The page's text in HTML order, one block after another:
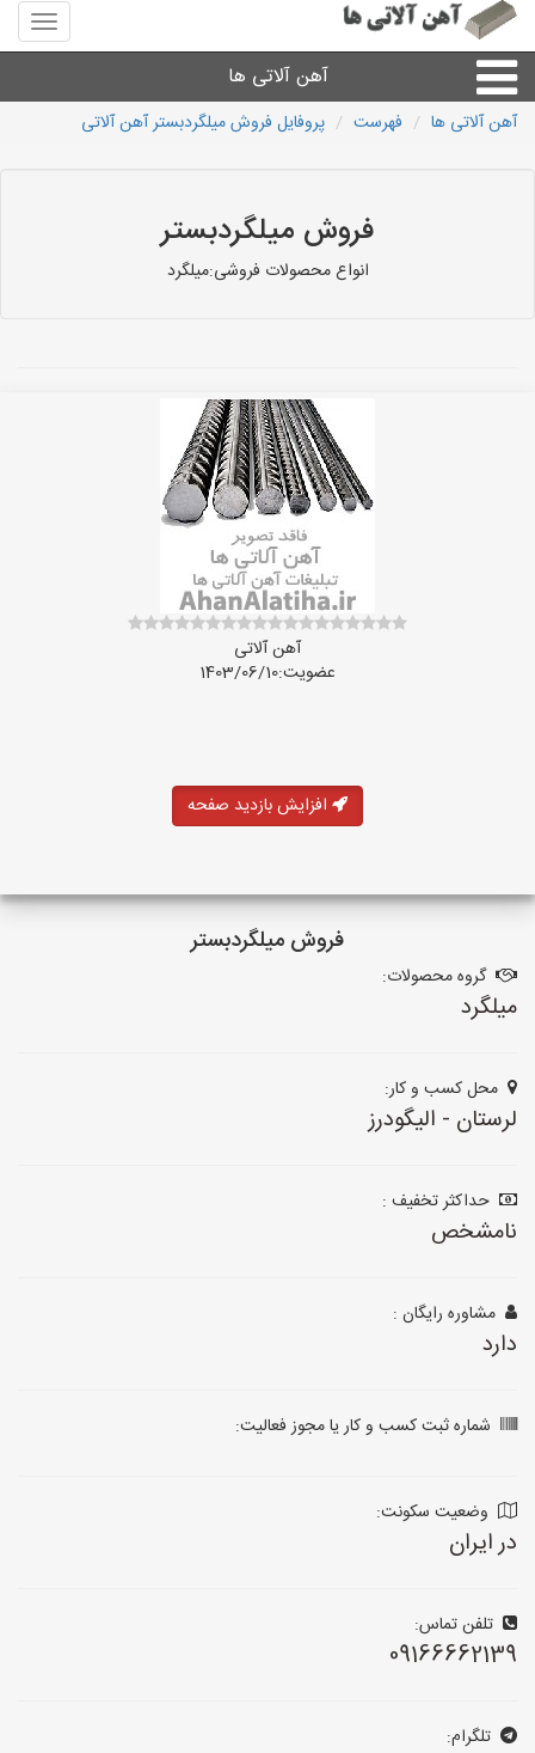
منوی
سایت
آلاتی
آهن آلاتی ها
ورق
آهن آلاتی های شهرها
آهن آلاتی ها فهرست پروفایل فروش میلگردبستر آهن آلاتی
فروش میلگردبستر
انواع محصولات فروشی:میلگرد
آهن آلاتی
عضویت:1403/06/10
افزایش بازدید صفحه
فروش میلگردبستر
گروه محصولات:
میلگرد
محل کسب و کار:
لرستان - الیگودرز
حداکثر تخفیف :
نامشخص
مشاوره رایگان :
دارد
شماره ثبت کسب و کار یا مجوز فعالیت:
وضعیت سکونت:
در ایران
تلفن تماس:
09166662139
تلگرام: